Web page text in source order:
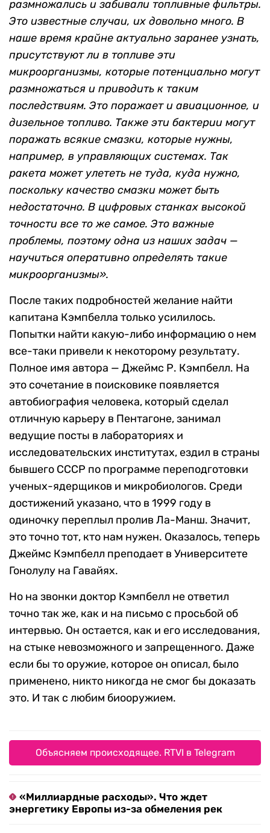
размножались и забивали топливные фильтры.
Это известные случаи, их довольно много. В
наше время крайне актуально заранее узнать,
присутствуют ли в топливе эти
микроорганизмы, которые потенциально могут
размножаться и приводить к таким
последствиям. Это поражает и авиационное, и
дизельное топливо. Также эти бактерии могут
поражать всякие смазки, которые нужны,
например, в управляющих системах. Так
ракета может улететь не туда, куда нужно,
поскольку качество смазки может быть
недостаточно. В цифровых станках высокой
точности все то же самое. Это важные
проблемы, поэтому одна из наших задач —
научиться оперативно определять такие
микроорганизмы».
После таких подробностей желание найти
капитана Кэмпбелла только усилилось.
Попытки найти какую-либо информацию о нем
все-таки привели к некоторому результату.
Полное имя автора — Джеймс Р. Кэмпбелл. На
это сочетание в поисковике появляется
автобиография человека, который сделал
отличную карьеру в Пентагоне, занимал
ведущие посты в лабораториях и
исследовательских институтах, ездил в страны
бывшего СССР по программе переподготовки
ученых-ядерщиков и микробиологов. Среди
достижений указано, что в 1999 году в
одиночку переплыл пролив Ла-Манш. Значит,
это точно тот, кто нам нужен. Оказалось, теперь
Джеймс Кэмпбелл преподает в Университете
Гонолулу на Гавайях.
Но на звонки доктор Кэмпбелл не ответил
точно так же, как и на письмо с просьбой об
интервью. Он остается, как и его исследования,
на стыке невозможного и запрещенного. Даже
если бы то оружие, которое он описал, было
применено, никто никогда не смог бы доказать
это. И так с любим биооружием.
Объясняем происходящее. RTVI в Telegram
«Миллиардные расходы». Что ждет
энергетику Европы из-за обмеления рек